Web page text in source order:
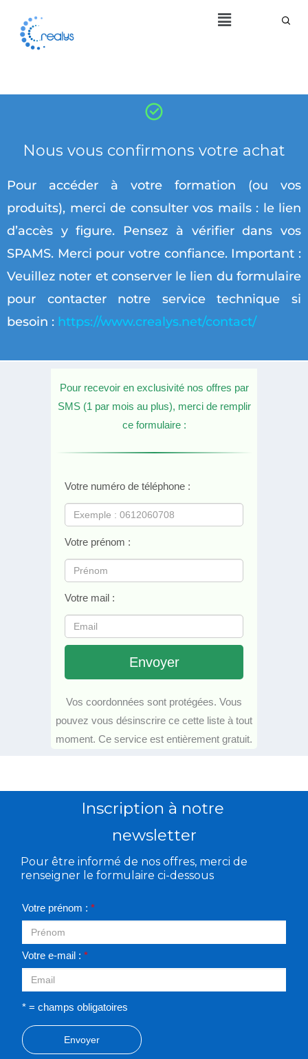
contenu
Menu
Nous vous confirmons votre achat
Pour accéder à votre formation (ou vos
produits), merci de consulter vos mails : le lien
d’accès y figure. Pensez à vérifier dans vos
SPAMS. Merci pour votre confiance. Important :
Veuillez noter et conserver le lien du formulaire
pour contacter notre service technique si
besoin : https://www.crealys.net/contact/
Pour recevoir en exclusivité nos offres par
SMS (1 par mois au plus), merci de remplir
ce formulaire :
Votre numéro de téléphone :
Votre prénom :
Votre mail :
Envoyer
Vos coordonnées sont protégées. Vous
pouvez vous désinscrire ce cette liste à tout
moment. Ce service est entièrement gratuit.
Inscription à notre
newsletter
Pour être informé de nos offres, merci de
renseigner le formulaire ci-dessous
Votre prénom : *
Votre e-mail : *
* = champs obligatoires
Envoyer